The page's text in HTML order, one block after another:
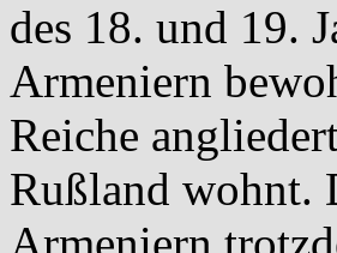
des 18. und 19.
Armeniern
Reiche
Rußland wohnt.